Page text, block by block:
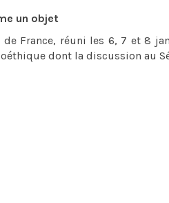
un objet
de France, réuni les 6, 7 et 8
dont la discussion au